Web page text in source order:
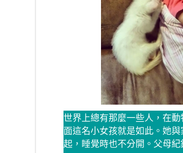
世界上總有那麼一些人，在
面這名小女孩就是如此。她
起，睡覺時也不分開。父母